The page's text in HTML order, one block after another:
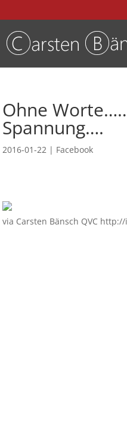
Ohne
Spannung….
2016-01-22 | Facebook
via Carsten Bänsch QVC